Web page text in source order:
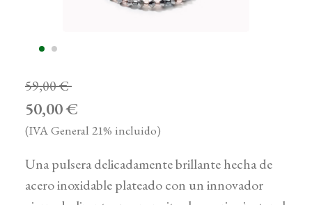
59,00 €
50,00 €
(IVA General 21% incluido)
Una pulsera delicadamente brillante hecha de
acero inoxidable plateado con un innovador